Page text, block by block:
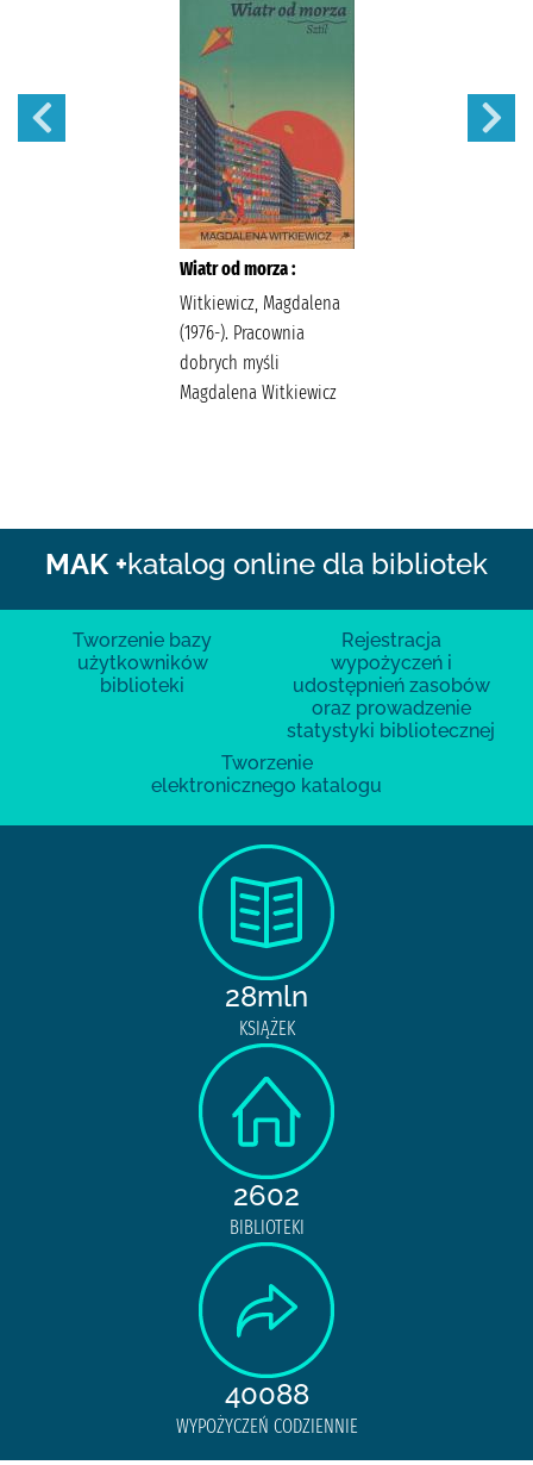
Wiatr od morza :
Witkiewicz, Magdalena
(1976-). Pracownia
dobrych myśli
Magdalena Witkiewicz
MAK +katalog online dla bibliotek
Tworzenie bazy
użytkowników
biblioteki
Rejestracja
wypożyczeń i
udostępnień zasobów
oraz prowadzenie
statystyki bibliotecznej
Tworzenie
elektronicznego katalogu
28mln
KSIĄŻEK
2602
BIBLIOTEKI
40088
WYPOŻYCZEŃ CODZIENNIE